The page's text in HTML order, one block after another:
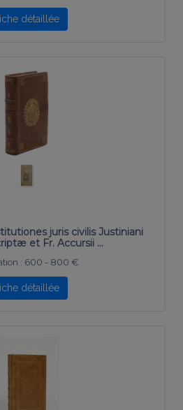
détaillée
juris civilis Justiniani
et Fr. Accursii …
: 600 - 800 €
détaillée